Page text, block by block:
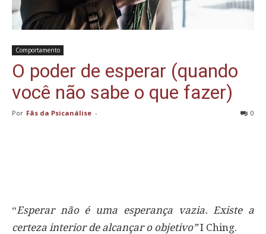
Comportamento
O poder de esperar (quando
você não sabe o que fazer)
Por Fãs da Psicanálise - 0
“Esperar não é uma esperança vazia. Existe a
certeza interior de alcançar o objetivo”I Ching.